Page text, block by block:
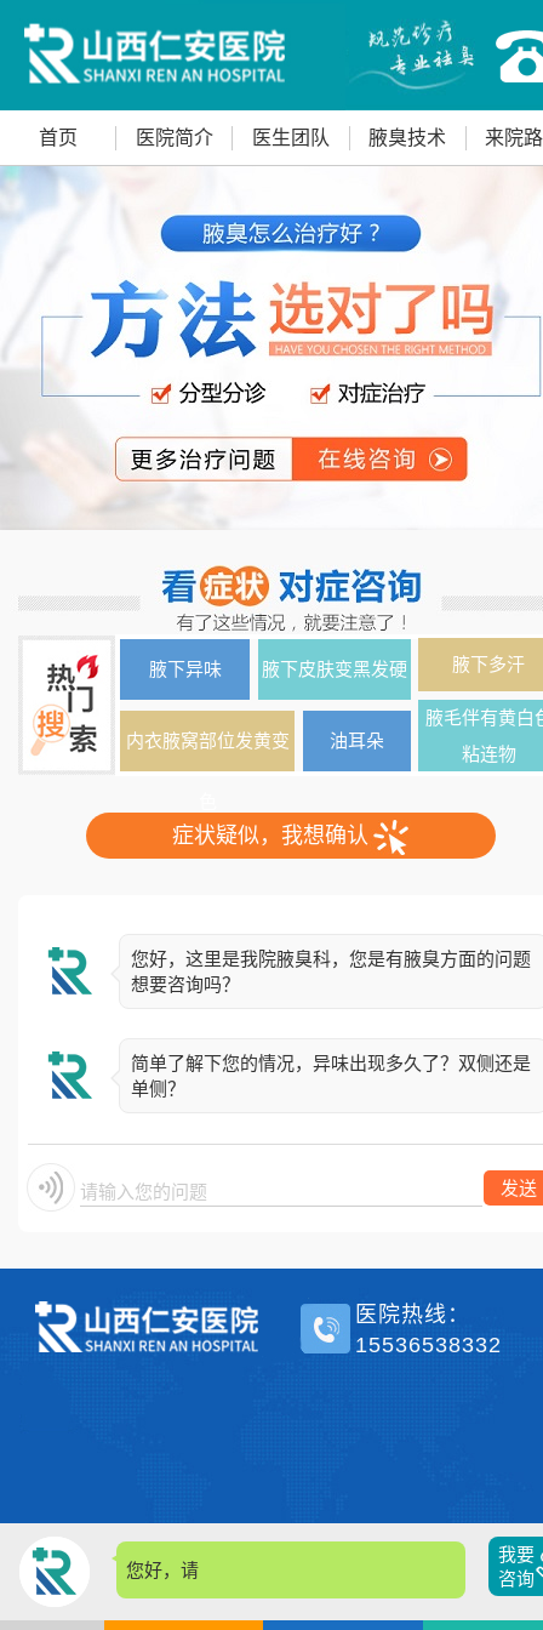
首页 医院简介 医生团队 腋臭技术 来院
腋下异味 腋下皮肤变黑发硬 腋下多汗
内衣腋窝部位发黄变 油耳朵
腋毛伴有黄白
粘连物
症状疑似，我想确认
您好，这里是我院腋臭科，您是有腋臭方面的问题
想要咨询吗？
简单了解下您的情况，异味出现多久了？双侧还是
单侧？
请输入您的问题. 发送
您好，请问
我要
咨询
医院热线：
15536538332